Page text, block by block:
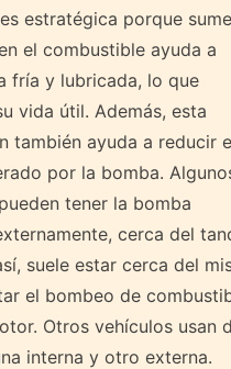
estratégica porque
el combustible ayuda a
fría y lubricada, lo que
vida útil. Además, esta
también ayuda a reducir
por la bomba.
tener la bomba
cerca del
suele estar cerca del
el bombeo de
Otros vehículos usan
interna y otro externa.